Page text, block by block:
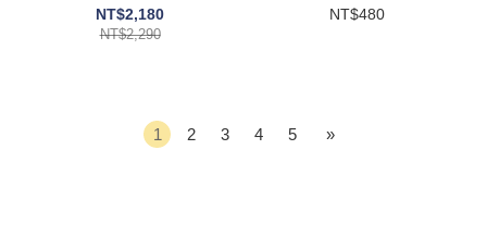
上衣 KR1480
NT$2,180
NT$2,290
NT$480
1 2 3 4 5 »